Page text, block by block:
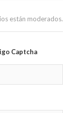
están moderados.
Captcha